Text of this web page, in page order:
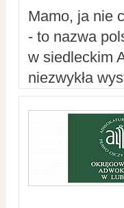
Mamo, ja nie
- to nazwa
w siedleckim
niezwykła